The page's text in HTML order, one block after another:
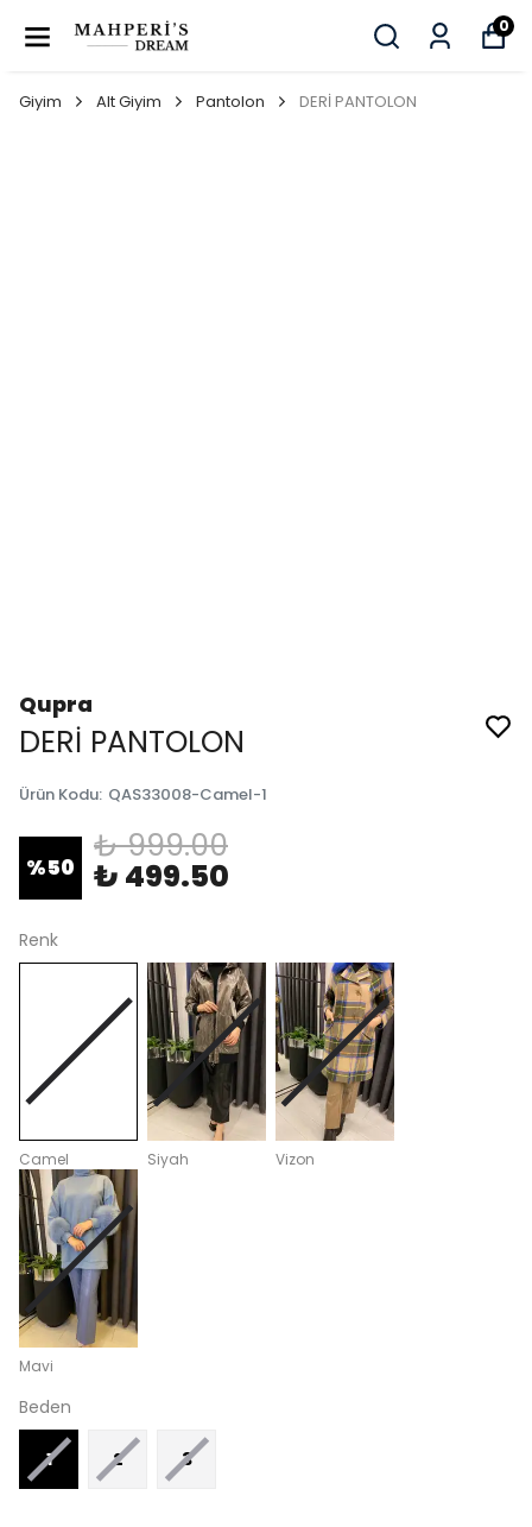
0
Giyim Alt Giyim Pantolon DERİ PANTOLON
Qupra
DERİ PANTOLON
Ürün Kodu: QAS33008-Camel-1
%50
₺ 999.00
₺ 499.50
Renk
Camel Siyah Vizon
Mavi
Beden
1 2 3